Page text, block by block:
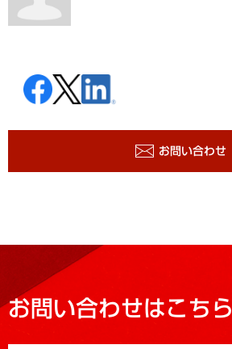
お問い合わせ
お問い合わせはこちら